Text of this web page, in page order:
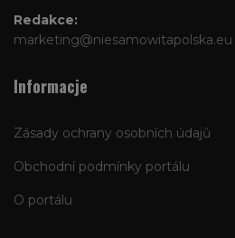
Redakce:
marketing@niesamowitapolska.eu
Informacje
Zásady ochrany osobních údajů
Obchodní podmínky portálu
O portálu